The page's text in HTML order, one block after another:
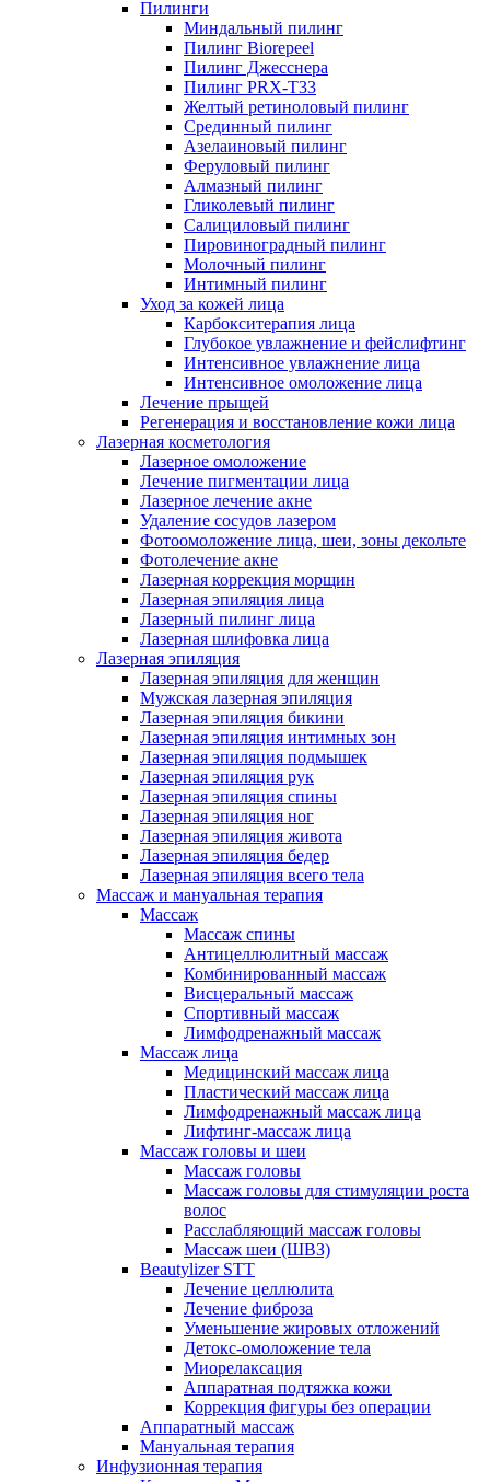
Пилинги
Миндальный пилинг
Пилинг Biorepeel
Пилинг Джесснера
Пилинг PRX-T33
Желтый ретиноловый пилинг
Срединный пилинг
Азелаиновый пилинг
Феруловый пилинг
Алмазный пилинг
Гликолевый пилинг
Салициловый пилинг
Пировиноградный пилинг
Молочный пилинг
Интимный пилинг
Уход за кожей лица
Карбокситерапия лица
Глубокое увлажнение и фейслифтинг
Интенсивное увлажнение лица
Интенсивное омоложение лица
Лечение прыщей
Регенерация и восстановление кожи лица
Лазерная косметология
Лазерное омоложение
Лечение пигментации лица
Лазерное лечение акне
Удаление сосудов лазером
Фотоомоложение лица, шеи, зоны декольте
Фотолечение акне
Лазерная коррекция морщин
Лазерная эпиляция лица
Лазерный пилинг лица
Лазерная шлифовка лица
Лазерная эпиляция
Лазерная эпиляция для женщин
Мужская лазерная эпиляция
Лазерная эпиляция бикини
Лазерная эпиляция интимных зон
Лазерная эпиляция подмышек
Лазерная эпиляция рук
Лазерная эпиляция спины
Лазерная эпиляция ног
Лазерная эпиляция живота
Лазерная эпиляция бедер
Лазерная эпиляция всего тела
Массаж и мануальная терапия
Массаж
Массаж спины
Антицеллюлитный массаж
Комбинированный массаж
Висцеральный массаж
Спортивный массаж
Лимфодренажный массаж
Массаж лица
Медицинский массаж лица
Пластический массаж лица
Лимфодренажный массаж лица
Лифтинг-массаж лица
Массаж головы и шеи
Массаж головы
Массаж головы для стимуляции роста
волос
Расслабляющий массаж головы
Массаж шеи (ШВЗ)
Beautylizer STT
Лечение целлюлита
Лечение фиброза
Уменьшение жировых отложений
Детокс-омоложение тела
Миорелаксация
Аппаратная подтяжка кожи
Коррекция фигуры без операции
Аппаратный массаж
Мануальная терапия
Инфузионная терапия